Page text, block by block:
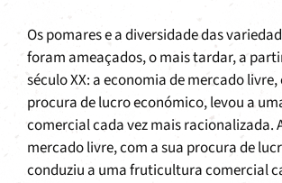
Os pomares e a diversidade das
foram ameaçados, o mais tardar, a
século XX: a economia de mercado livre,
procura de lucro económico, levou a
comercial cada vez mais racionalizada.
mercado livre, com a sua procura de
conduziu a uma fruticultura comercial